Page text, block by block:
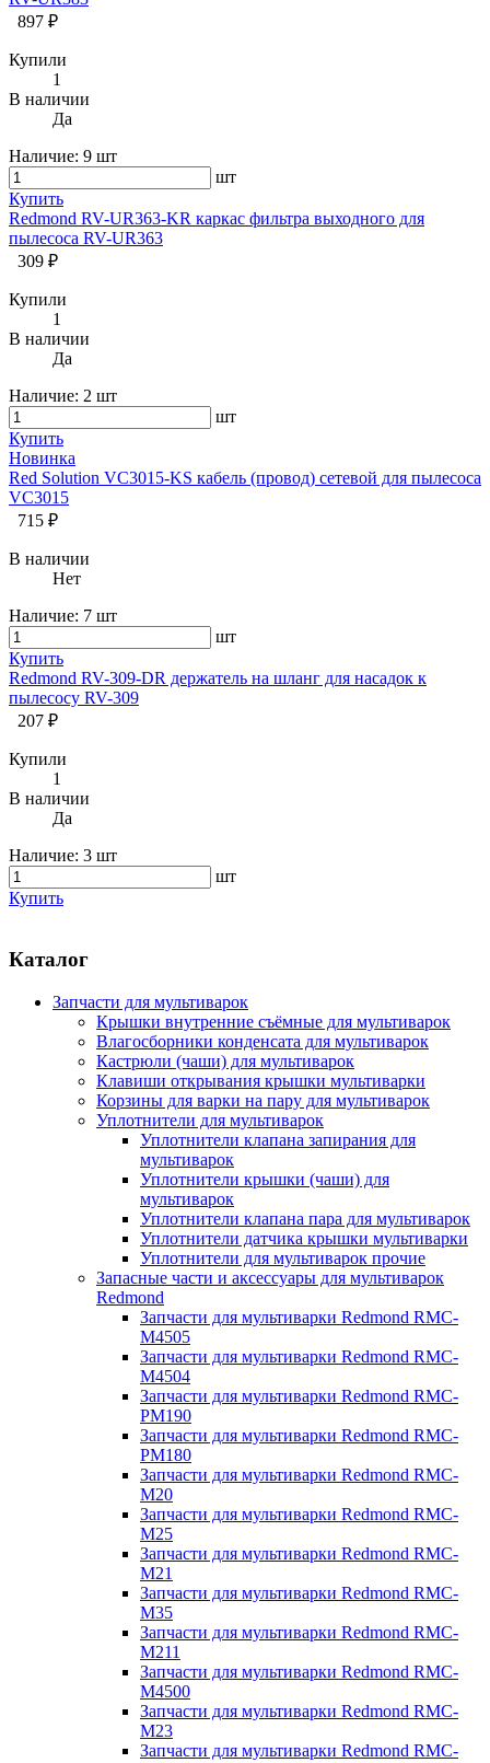
897 ₽
Купили
1
В наличии
Да
Наличие: 9 шт
шт
Купить
Redmond RV-UR363-KR каркас фильтра выходного для
пылесоса RV-UR363
309 ₽
Купили
1
В наличии
Да
Наличие: 2 шт
шт
Купить
Новинка
Red Solution VC3015-KS кабель (провод) сетевой для пылесоса
VC3015
715 ₽
В наличии
Нет
Наличие: 7 шт
шт
Купить
Redmond RV-309-DR держатель на шланг для насадок к
пылесосу RV-309
207 ₽
Купили
1
В наличии
Да
Наличие: 3 шт
шт
Купить
Каталог
Запчасти для мультиварок
Крышки внутренние съёмные для мультиварок
Влагосборники конденсата для мультиварок
Кастрюли (чаши) для мультиварок
Клавиши открывания крышки мультиварки
Корзины для варки на пару для мультиварок
Уплотнители для мультиварок
Уплотнители клапана запирания для
мультиварок
Уплотнители крышки (чаши) для
мультиварок
Уплотнители клапана пара для мультиварок
Уплотнители датчика крышки мультиварки
Уплотнители для мультиварок прочие
Запасные части и аксессуары для мультиварок
Redmond
Запчасти для мультиварки Redmond RMC-
M4505
Запчасти для мультиварки Redmond RMC-
M4504
Запчасти для мультиварки Redmond RMC-
PM190
Запчасти для мультиварки Redmond RMC-
PM180
Запчасти для мультиварки Redmond RMC-
M20
Запчасти для мультиварки Redmond RMC-
M25
Запчасти для мультиварки Redmond RMC-
M21
Запчасти для мультиварки Redmond RMC-
M35
Запчасти для мультиварки Redmond RMC-
M211
Запчасти для мультиварки Redmond RMC-
M4500
Запчасти для мультиварки Redmond RMC-
M23
Запчасти для мультиварки Redmond RMC-